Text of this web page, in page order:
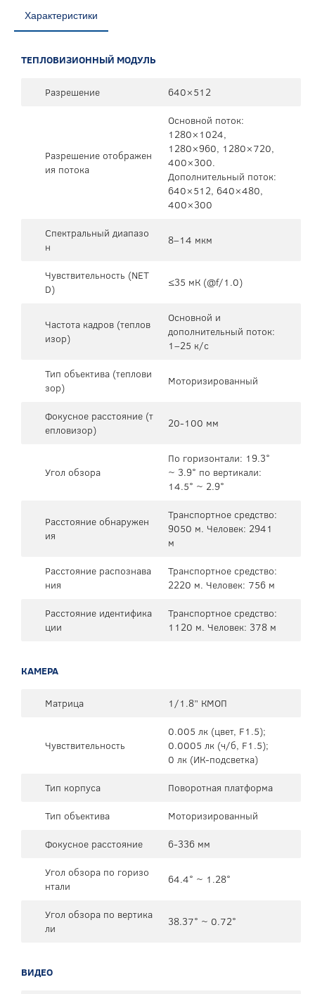
Характеристики
ТЕПЛОВИЗИОННЫЙ МОДУЛЬ
Разрешение 640×512
Разрешение отображен
ия потока
Основной поток:
1280×1024,
1280×960, 1280×720,
400×300.
Дополнительный поток:
640×512, 640×480,
400×300
Спектральный диапазо
н
8–14 мкм
Чувствительность (NET
D)
≤35 мК (@f/1.0)
Частота кадров (теплов
изор)
Основной и
дополнительный поток:
1–25 к/с
Тип объектива (теплови
зор)
Моторизированный
Фокусное расстояние (т
епловизор)
20-100 мм
Угол обзора
По горизонтали: 19.3°
~ 3.9° по вертикали:
14.5° ~ 2.9°
Расстояние обнаружен
ия
Транспортное средство:
9050 м. Человек: 2941
м
Расстояние распознава
ния
Транспортное средство:
2220 м. Человек: 756 м
Расстояние идентифика
ции
Транспортное средство:
1120 м. Человек: 378 м
КАМЕРА
Матрица 1/1.8” КМОП
Чувствительность
0.005 лк (цвет, F1.5);
0.0005 лк (ч/б, F1.5);
0 лк (ИК-подсветка)
Тип корпуса
Поворотная платформа
Тип объектива
Моторизированный
Фокусное расстояние
6-336 мм
Угол обзора по горизо
нтали
64.4° ~ 1.28°
Угол обзора по вертика
ли
38.37° ~ 0.72°
ВИДЕО